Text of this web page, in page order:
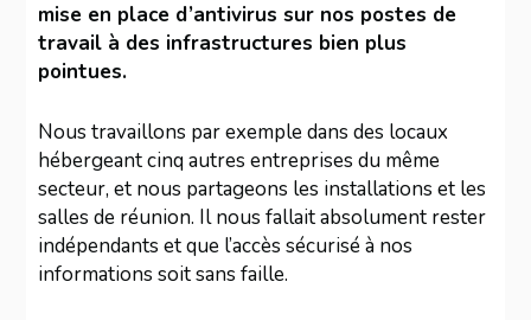
mise en place d’antivirus sur nos postes de
travail à des infrastructures bien plus
pointues.
Nous travaillons par exemple dans des locaux
hébergeant cinq autres entreprises du même
secteur, et nous partageons les installations et les
salles de réunion. Il nous fallait absolument rester
indépendants et que l’accès sécurisé à nos
informations soit sans faille.